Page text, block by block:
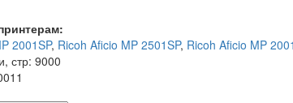
2001SP, Ricoh Aficio MP 2501SP, Ricoh Aficio MP 2001
стр: 9000